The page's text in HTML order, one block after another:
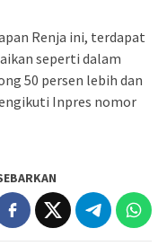
Renja ini, terdapat
seperti dalam
50 persen lebih dan
Inpres nomor